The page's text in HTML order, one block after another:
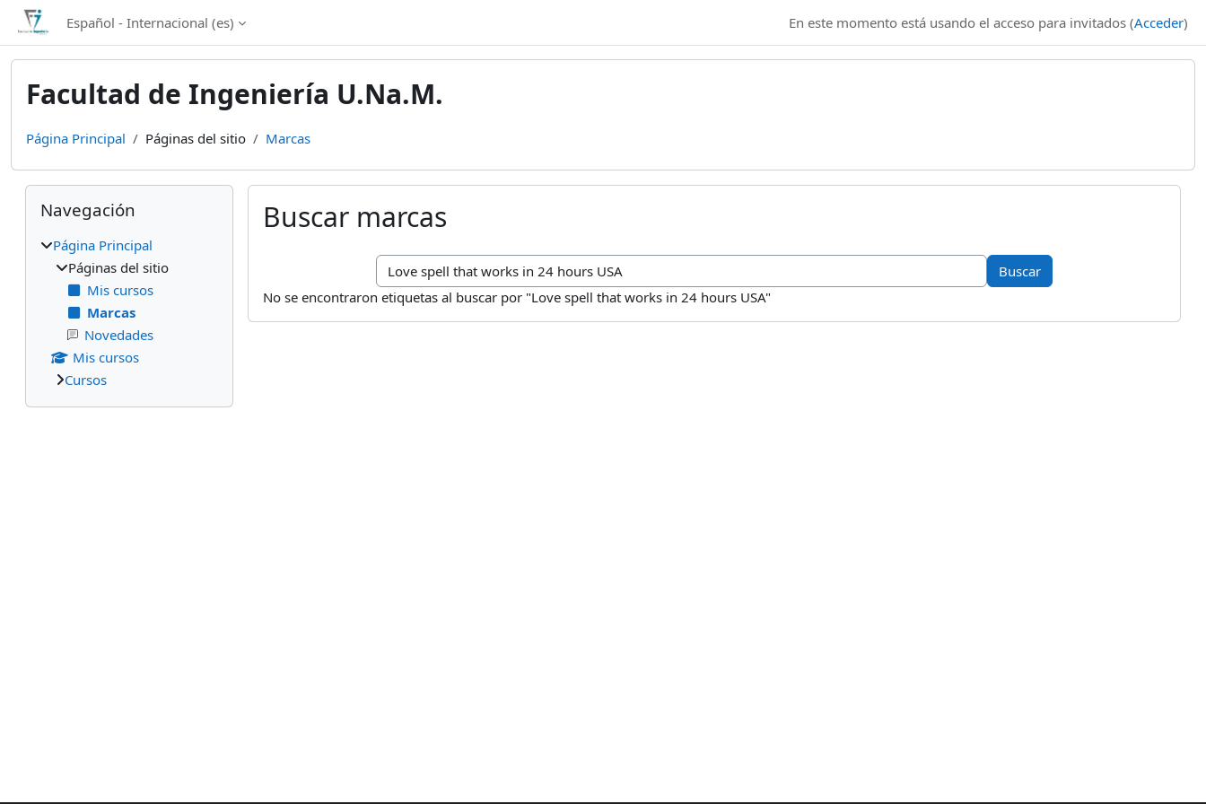
Salta al contenido principal
Español - Internacional ‎(es)‎ En este momento está usando el acceso para invitados (Acceder)
Facultad de Ingeniería U.Na.M.
Página Principal Páginas del sitio Marcas
Buscar marcas
Buscar marcas
No se encontraron etiquetas al buscar por "Love spell that works in 24 hours USA"
Bloques
Salta Navegación
Navegación
Página Principal
Páginas del sitio
Mis cursos
Marcas
Novedades
Mis cursos
Cursos